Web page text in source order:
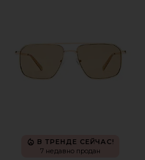
В ТРЕНДЕ СЕЙЧАС!
7 недавно продан